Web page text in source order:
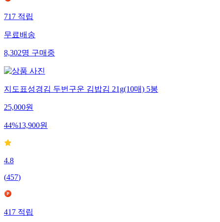
717 적립
무료배송
8,302명 구매중
지도표성경김 두번구운 김밥김 21g(10매) 5봉
25,000원
44%13,900원
4.8
(457)
417 적립